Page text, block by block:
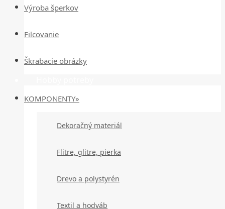
Výroba šperkov
Filcovanie
Škrabacie obrázky
KOMPONENTY»
Dekoračný materiál
Flitre, glitre, pierka
Drevo a polystyrén
Textil a hodváb